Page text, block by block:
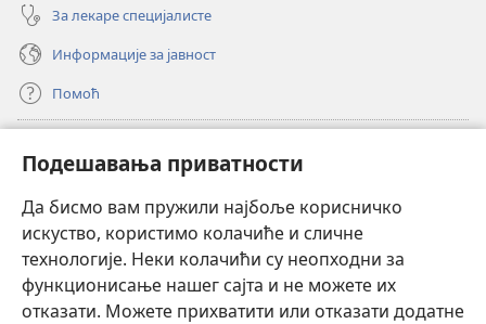
Подешавања приватности
Да бисмо вам пружили најбоље корисничко
искуство, користимо колачиће и сличне
технологије. Неки колачићи су неопходни за
функционисање нашег сајта и не можете их
отказати. Можете прихватити или отказати додатне
За лекаре специјалисте
Информације за јавност
Помоћ
(отвара
нови
прозор)ОНЛАЈН БИБЛИОТЕКА Watchtower
(отвара
нови
прозор)JW Hub®
(отвара
нови
прозор)JW Library